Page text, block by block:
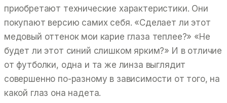
приобретают технические характеристики. Они
покупают версию самих себя. «Сделает ли этот
медовый оттенок мои карие глаза теплее?» «Не
будет ли этот синий слишком ярким?» И в отличие
от футболки, одна и та же линза выглядит
совершенно по-разному в зависимости от того, на
какой глаз она надета.